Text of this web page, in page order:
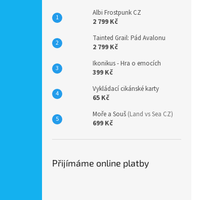
Albi Frostpunk CZ
2 799 Kč
Tainted Grail: Pád Avalonu
2 799 Kč
Ikonikus - Hra o emocích
399 Kč
Vykládací cikánské karty
65 Kč
Moře a Souš (Land vs Sea CZ)
699 Kč
Přijímáme online platby